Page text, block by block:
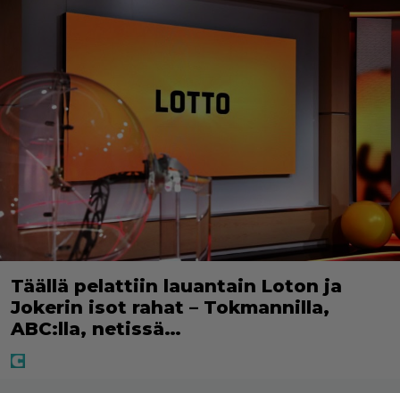
Täällä pelattiin lauantain Loton ja
Jokerin isot rahat – Tokmannilla,
ABC:lla, netissä…